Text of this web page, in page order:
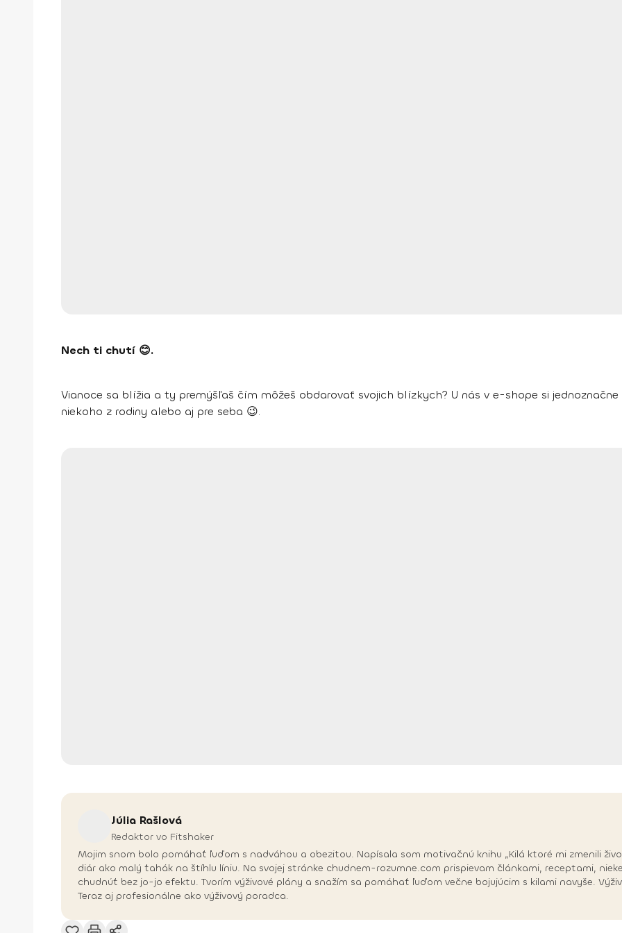
Nech ti chutí 😊.
Vianoce sa blížia a ty premýšľaš čím môžeš obdarovať svojich blízkych? U nás v e-shope si
niekoho z rodiny alebo aj pre seba 😉.
Júlia Rašlová
Redaktor vo Fitshaker
Mojim snom bolo pomáhať ľuďom s nadváhou a obezitou. Napísala som motivačnú knihu „Kilá ktoré mi zmenili
diár ako malý ťahák na štíhlu líniu. Na svojej stránke chudnem-rozumne.com prispievam článkami, receptami,
chudnúť bez jo-jo efektu. Tvorím výživové plány a snažím sa pomáhať ľuďom večne bojujúcim s kilami navyše.
Teraz aj profesionálne ako výživový poradca.